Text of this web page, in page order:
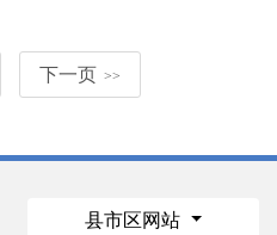
下一页 >>
县市区网站